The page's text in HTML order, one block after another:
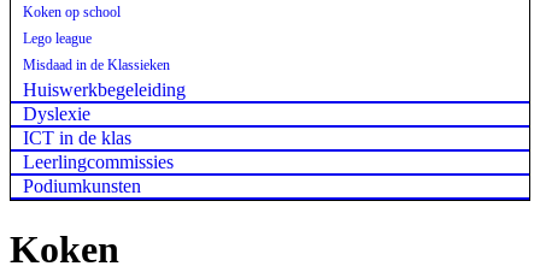
Koken op school
Lego league
Misdaad in de Klassieken
Huiswerkbegeleiding
Dyslexie
ICT in de klas
Leerlingcommissies
Podiumkunsten
Koken